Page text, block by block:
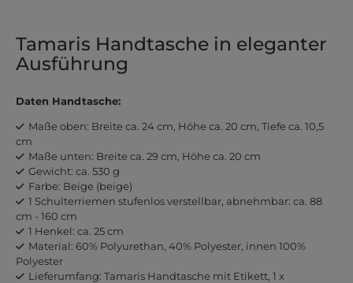
Tamaris Handtasche in eleganter
Ausführung
Daten Handtasche:
Maße oben: Breite ca. 24 cm, Höhe ca. 20 cm, Tiefe ca. 10,5
cm
Maße unten: Breite ca. 29 cm, Höhe ca. 20 cm
Gewicht: ca. 530 g
Farbe: Beige (beige)
1 Schulterriemen stufenlos verstellbar, abnehmbar: ca. 88
cm - 160 cm
1 Henkel: ca. 25 cm
Material: 60% Polyurethan, 40% Polyester, innen 100%
Polyester
Lieferumfang: Tamaris Handtasche mit Etikett, 1 x